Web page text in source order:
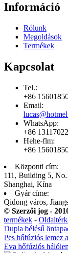
Információ
Rólunk
Megoldások
Termékek
Kapcsolat
Tel.:
+86
Email:
WhatsApp:
+86
Hehe-flm:
+86
Központi cím:
111, Building 5,
Shanghai, Kína
Gyár címe:
Qidong város,
© Szerzői jog -
termékek -
Dupla bélésű
Pes hőfúziós lemez
Eva hőfúziós